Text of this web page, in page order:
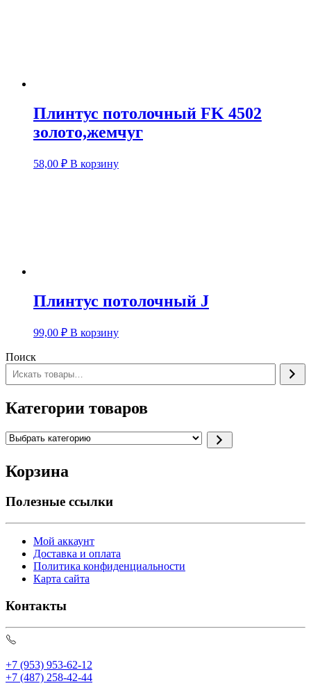
Плинтус потолочный FK 4502
золото,жемчуг
58,00 ₽ В корзину
Плинтус потолочный J
99,00 ₽ В корзину
Поиск
Категории товаров
Выбрать
Корзина
Полезные ссылки
Мой аккаунт
Доставка и оплата
Политика конфиденциальности
Карта сайта
Контакты
+7 (953) 953-62-12
+7 (487) 258-42-44